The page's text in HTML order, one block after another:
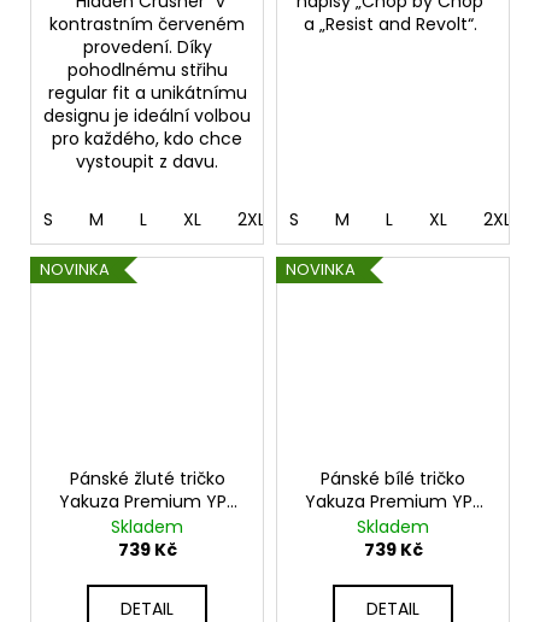
kontrastním červeném
provedení. Díky
pohodlnému střihu
regular fit a unikátnímu
designu je ideální volbou
pro každého, kdo chce
vystoupit z davu.
S M L XL 2XL 4XL 5XL
a „Resist and Revolt“.
S M L XL 2XL
NOVINKA
Pánské žluté tričko
Yakuza Premium YPS
4004 – Chop by Chop
Skladem
739 Kč
DETAIL
NOVINKA
Pánské bílé tričko
Yakuza Premium YPS
4003 – Burattino
Skladem
739 Kč
DETAIL